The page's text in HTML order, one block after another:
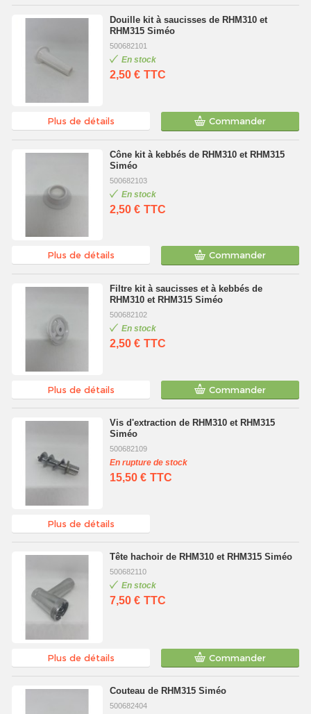
Douille kit à saucisses de RHM310 et
RHM315 Siméo
500682101
En stock
2,50 € TTC
Plus de détails Commander
Cône kit à kebbés de RHM310 et RHM315
Siméo
500682103
En stock
2,50 € TTC
Plus de détails Commander
Filtre kit à saucisses et à kebbés de
RHM310 et RHM315 Siméo
500682102
En stock
2,50 € TTC
Plus de détails Commander
Vis d'extraction de RHM310 et RHM315
Siméo
500682109
En rupture de stock
15,50 € TTC
Plus de détails
Tête hachoir de RHM310 et RHM315 Siméo
500682110
En stock
7,50 € TTC
Plus de détails Commander
Couteau de RHM315 Siméo
500682404